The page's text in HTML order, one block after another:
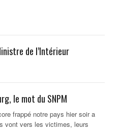
de l’Intérieur
le mot du SNPM
frappé notre pays hier soir a
vont vers les victimes, leurs